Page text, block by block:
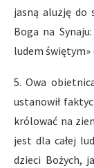
jasną aluzję do
Boga na
ludem świętym»
5. Owa
ustanowił
królować na
jest dla całej
dzieci Bożych,